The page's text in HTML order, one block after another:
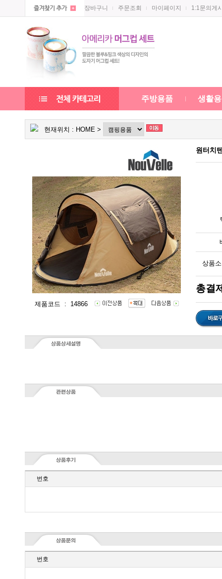
장바구니 주문조회 마이페이지 1:1문의게
주방용품 생활
현재위치 : HOME >
제품코드 : 14866
원터치
상품
총결
번호
번호